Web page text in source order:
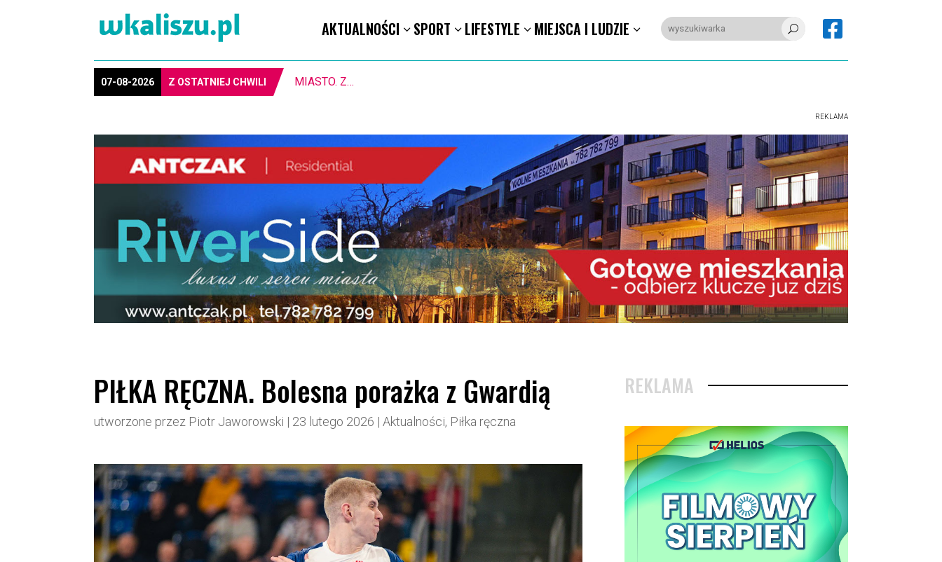
AKTUALNOŚCI SPORT LIFESTYLE MIEJSCA I LUDZIE U 
07-08-2026 Z OSTATNIEJ CHWILI MIASTO. Znika kebabowy ,,pałacyk”
REKLAMA
PIŁKA RĘCZNA. Bolesna porażka z Gwardią
utworzone przez Piotr Jaworowski | 23 lutego 2026 |Aktualności, Piłka ręczna
REKLAMA